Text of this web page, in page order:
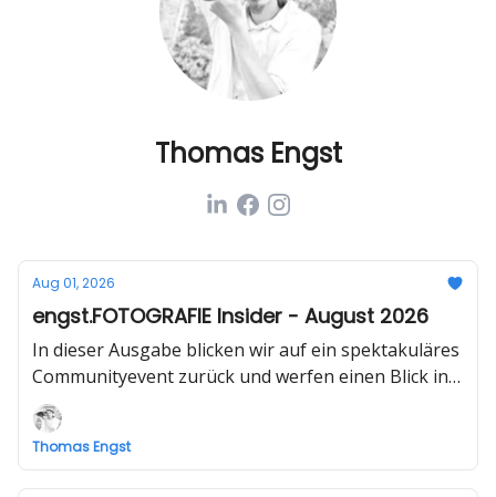
Thomas Engst
Aug 01, 2026
engst.FOTOGRAFIE Insider - August 2026
In dieser Ausgabe blicken wir auf ein spektakuläres
Communityevent zurück und werfen einen Blick in
die Zukunft von engst.FOTOGRAFIE
Thomas Engst